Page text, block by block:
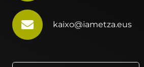
kaixo@iametza.eus